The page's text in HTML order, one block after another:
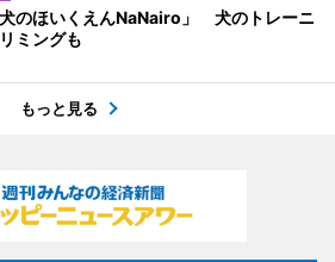
のほいくえんNaNairo」 犬のトレーニ
ミングも
もっと見る